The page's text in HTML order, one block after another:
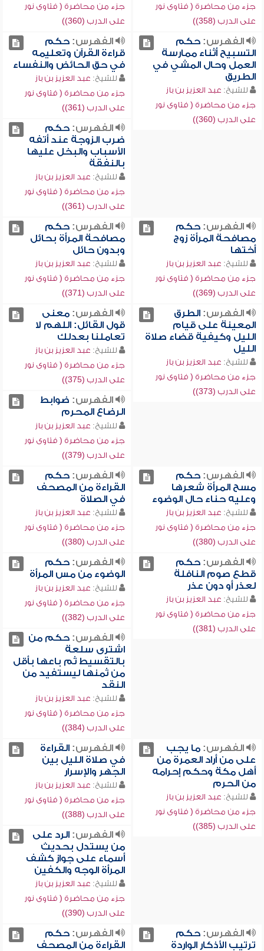
جزء من محاضرة ( فتاوى نور
على الدرب (358))
جزء من محاضرة ( فتاوى نور
على الدرب (360))
الفهرس:حكم
التسبيح أثناء ممارسة
العمل وحال المشي في
الطريق
للشيخ: عبد العزيز بن باز
جزء من محاضرة ( فتاوى نور
على الدرب (360))
الفهرس:حكم
قراءة القرآن وتعليمه
في حق الحائض والنفساء
للشيخ: عبد العزيز بن باز
جزء من محاضرة ( فتاوى نور
على الدرب (361))
الفهرس:حكم
ضرب الزوجة عند أتفه
الأسباب والبخل عليها
بالنفقة
للشيخ: عبد العزيز بن باز
جزء من محاضرة ( فتاوى نور
على الدرب (361))
الفهرس:حكم
مصافحة المرأة زوج
أختها
للشيخ: عبد العزيز بن باز
جزء من محاضرة ( فتاوى نور
على الدرب (369))
الفهرس:حكم
مصافحة المرأة بحائل
وبدون حائل
للشيخ: عبد العزيز بن باز
جزء من محاضرة ( فتاوى نور
على الدرب (371))
الفهرس:الطرق
المعينة على قيام
الليل وكيفية قضاء صلاة
الليل
للشيخ: عبد العزيز بن باز
جزء من محاضرة ( فتاوى نور
على الدرب (373))
الفهرس:معنى
قول القائل: اللهم لا
تعاملنا بعدلك
للشيخ: عبد العزيز بن باز
جزء من محاضرة ( فتاوى نور
على الدرب (375))
الفهرس: ضوابط
الرضاع المحرم
للشيخ: عبد العزيز بن باز
جزء من محاضرة ( فتاوى نور
على الدرب (379))
الفهرس:حكم
مسح المرأة شعرها
وعليه حناء حال الوضوء
للشيخ: عبد العزيز بن باز
جزء من محاضرة ( فتاوى نور
على الدرب (380))
الفهرس:حكم
القراءة من المصحف
في الصلاة
للشيخ: عبد العزيز بن باز
جزء من محاضرة ( فتاوى نور
على الدرب (380))
الفهرس:حكم
قطع صوم النافلة
لعذر أو دون عذر
للشيخ: عبد العزيز بن باز
جزء من محاضرة ( فتاوى نور
على الدرب (381))
الفهرس:حكم
الوضوء من مس المرأة
للشيخ: عبد العزيز بن باز
جزء من محاضرة ( فتاوى نور
على الدرب (382))
الفهرس:حكم من
اشترى سلعة
بالتقسيط ثم باعها بأقل
من ثمنها ليستفيد من
النقد
للشيخ: عبد العزيز بن باز
جزء من محاضرة ( فتاوى نور
على الدرب (384))
الفهرس:ما يجب
على من أراد العمرة من
أهل مكة وحكم إحرامه
من الحرم
للشيخ: عبد العزيز بن باز
جزء من محاضرة ( فتاوى نور
على الدرب (385))
الفهرس:القراءة
في صلاة الليل بين
الجهر والإسرار
للشيخ: عبد العزيز بن باز
جزء من محاضرة ( فتاوى نور
على الدرب (388))
الفهرس:الرد على
من يستدل بحديث
أسماء على جواز كشف
المرأة الوجه والكفين
للشيخ: عبد العزيز بن باز
جزء من محاضرة ( فتاوى نور
على الدرب (390))
الفهرس:حكم
ترتيب الأذكار الواردة
الفهرس:حكم
القراءة من المصحف